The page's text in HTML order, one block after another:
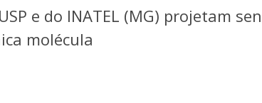
e do INATEL (MG) projetam
molécula